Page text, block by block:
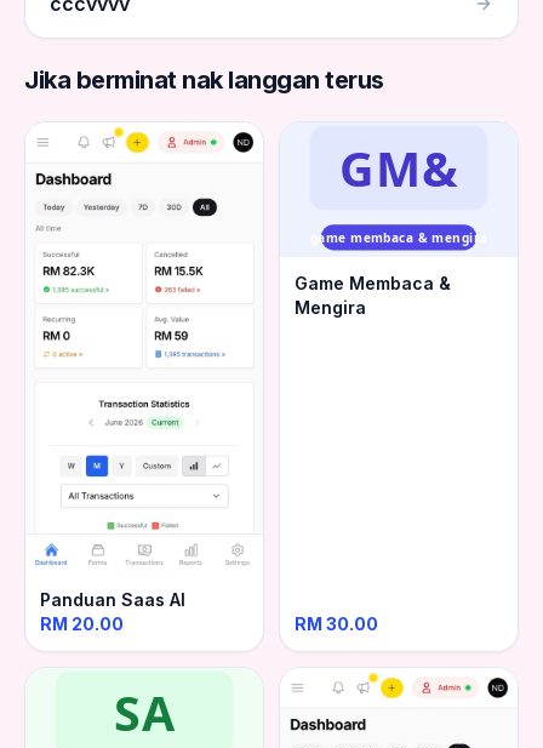
Jika berminat nak langgan terus
Panduan Saas AI
RM 20.00
GM&
game membaca & mengira
Game Membaca &
Mengira
RM 30.00
SA